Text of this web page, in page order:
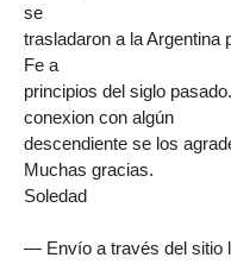
se
trasladaron a la Argentina
Fe a
principios del siglo
conexion con algún
descendiente se los
Muchas gracias.
Soledad
— Envío a través del sitio